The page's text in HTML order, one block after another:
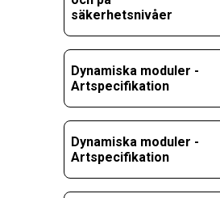
säkerhetsnivåer
Dynamiska moduler -
Artspecifikation
Dynamiska moduler -
Artspecifikation